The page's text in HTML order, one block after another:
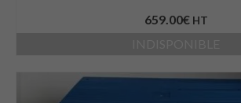
659.00€ HT